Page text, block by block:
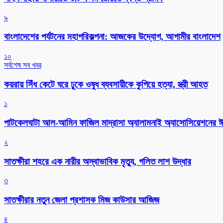
৯
বাংলাদেশের পর্যটনের মহাপরিকল্পনা: আজকের উদ্যোগ, আগামীর বাংলাদেশ
১০
সর্বশেষ সব খবর
কয়রায় সিঁধ কেটে ঘরে ঢুকে ওষুধ ব্যবসায়ীকে কুপিয়ে হত্যা, স্ত্রী আহত
১
পাটকেলঘাটা আল-আমিন ফাজিল মাদ্রাসা অ্যালামনাই অ্যাসোসিয়েশনের
২
সাতক্ষীরা শহরে এক নারীর অস্বাভাবিক মৃত্যু, গলিত লাশ উদ্ধার
৩
সাতক্ষীরার নতুন জেলা প্রশাসক মিজ কাউসার আজিজ
৪